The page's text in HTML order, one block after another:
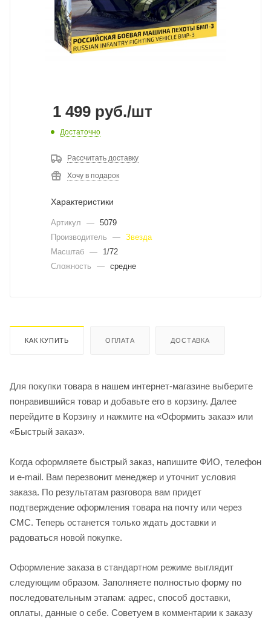
1 499 руб./шт
Достаточно
Рассчитать доставку
Хочу в подарок
Характеристики
Артикул — 5079
Производитель
— Звезда
Масштаб —
1/72
Сложность
— средне
КАК КУПИТЬ ОПЛАТА ДОСТАВКА
Для покупки товара в нашем интернет-магазине выберите
понравившийся товар и добавьте его в корзину. Далее
перейдите в Корзину и нажмите на «Оформить заказ» или
«Быстрый заказ».
Когда оформляете быстрый заказ, напишите ФИО, телефон
и e-mail. Вам перезвонит менеджер и уточнит условия
заказа. По результатам разговора вам придет
подтверждение оформления товара на почту или через
СМС. Теперь останется только ждать доставки и
радоваться новой покупке.
Оформление заказа в стандартном режиме выглядит
следующим образом. Заполняете полностью форму по
последовательным этапам: адрес, способ доставки,
оплаты, данные о себе. Советуем в комментарии к заказу